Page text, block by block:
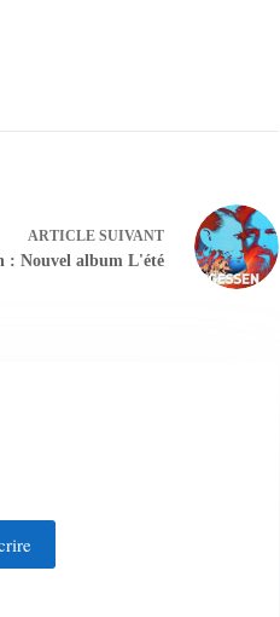
ARTICLESUIVANT
: Nouvel album L'été